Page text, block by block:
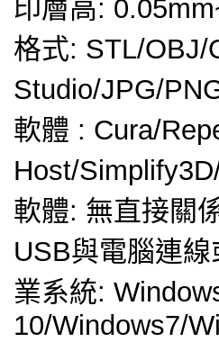
印層高:
格式: STL/OBJ/
Studio/JPG/
軟體 : Cura/
Host/
軟體: 無直接關
USB與電腦連
業系統:
10/Windows7/